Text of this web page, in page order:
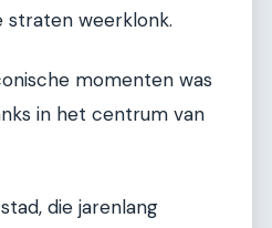
weerklonk.
momenten was
in het centrum van
die jarenlang